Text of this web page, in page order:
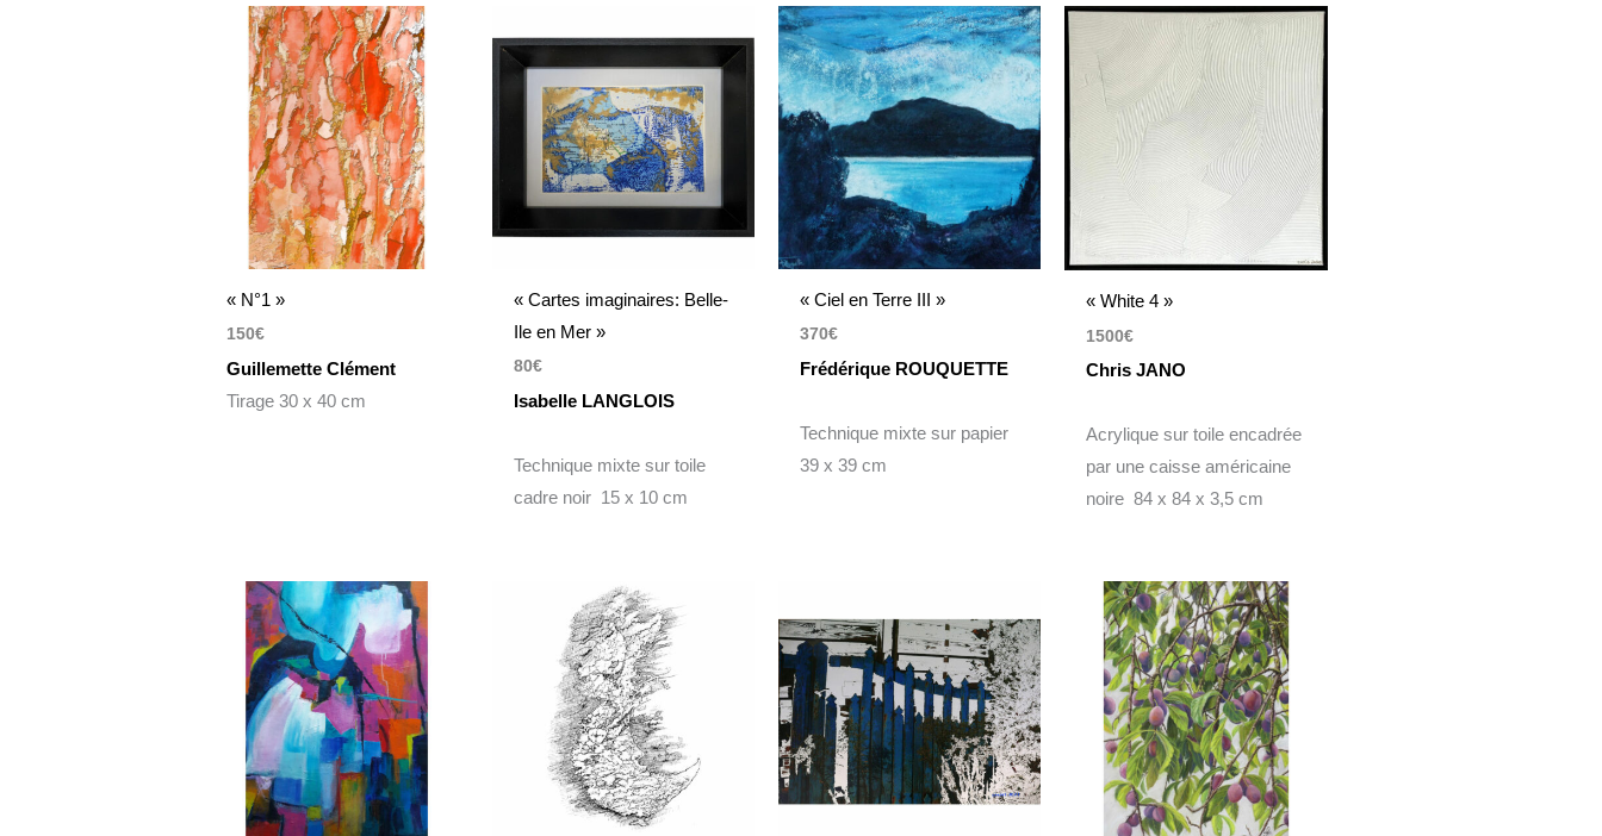
« N°1 »
150€
Guillemette Clément
Tirage 30 x 40 cm
« Cartes imaginaires: Belle-
Ile en Mer »
80€
Isabelle LANGLOIS
Technique mixte sur toile
cadre noir 15 x 10 cm
« Ciel en Terre III »
370€
Frédérique ROUQUETTE
Technique mixte sur papier
39 x 39 cm
« White 4 »
1500€
Chris JANO
Acrylique sur toile encadrée
par une caisse américaine
noire 84 x 84 x 3,5 cm